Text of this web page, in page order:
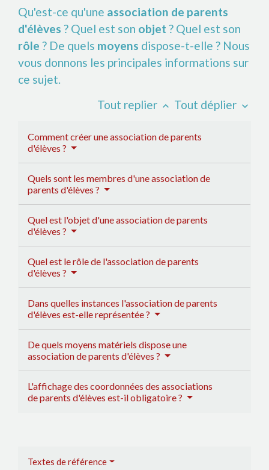
Qu'est-ce qu'une association de parents
d'élèves ? Quel est son objet ? Quel est son
rôle ? De quels moyens dispose-t-elle ? Nous
vous donnons les principales informations sur
ce sujet.
Tout replier keyboard_arrow_up Tout déplier keyboard_arrow_down
Comment créer une association de parents
d'élèves ?
Quels sont les membres d'une association de
parents d'élèves ?
Quel est l'objet d'une association de parents
d'élèves ?
Quel est le rôle de l'association de parents
d'élèves ?
Dans quelles instances l'association de parents
d'élèves est-elle représentée ?
De quels moyens matériels dispose une
association de parents d'élèves ?
L'affichage des coordonnées des associations
de parents d'élèves est-il obligatoire ?
Textes de référence